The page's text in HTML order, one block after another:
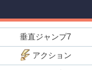
垂直ジャンプ7
アクション